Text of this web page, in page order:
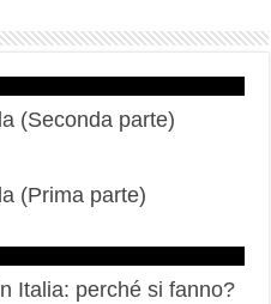
(Seconda parte)
(Prima parte)
Italia: perché si fanno?